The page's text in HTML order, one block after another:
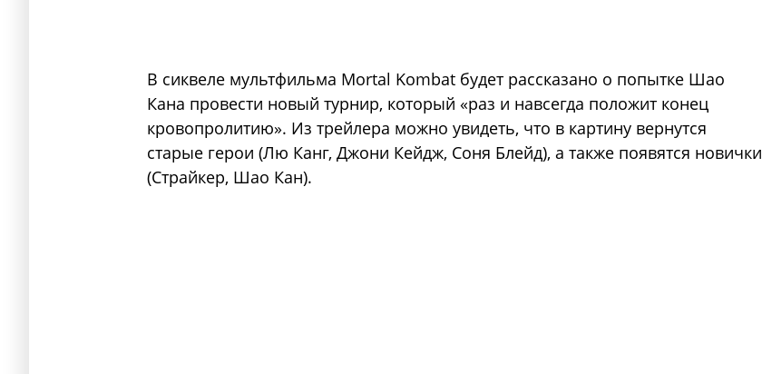
В сиквеле мультфильма Mortal Kombat будет рассказано о попытке Шао
Кана провести новый турнир, который «раз и навсегда положит конец
кровопролитию». Из трейлера можно увидеть, что в картину вернутся
старые герои (Лю Канг, Джони Кейдж, Соня Блейд), а также появятся новички
(Страйкер, Шао Кан).